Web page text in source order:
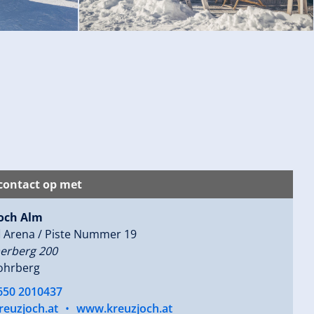
op met
Alm
/ Piste Nummer 19
200
2010437
• www.kreuzjoch.at